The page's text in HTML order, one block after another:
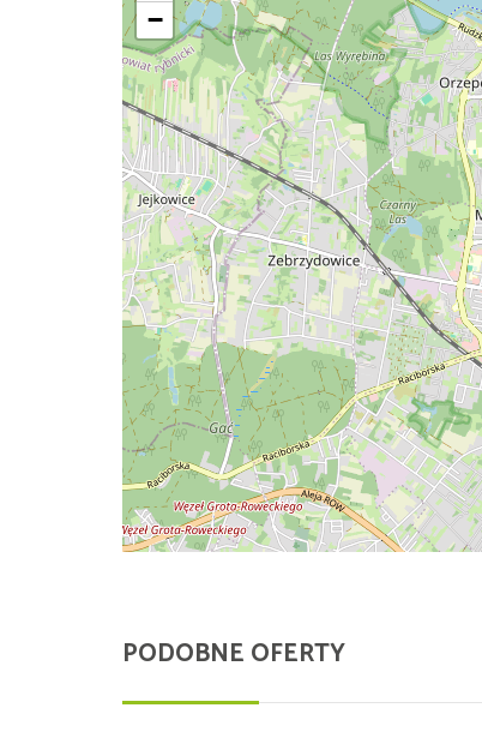
−
PODOBNE OFERTY